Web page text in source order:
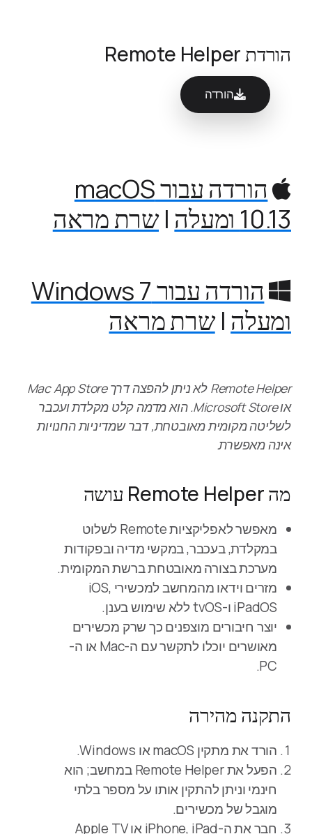
הורדת Remote Helper
הורדה
הורדה עבור macOS
10.13 ומעלה
|שרת מראה
הורדה עבור Windows 7
ומעלה |שרת מראה
Remote Helper לא ניתן להפצה דרך Mac App Store
או Microsoft Store. הוא מדמה קלט מקלדת ועכבר
לשליטה מקומית מאובטחת, דבר שמדיניות החנויות
אינה מאפשרת.
מה Remote Helper עושה
מאפשר לאפליקציות Remote לשלוט
במקלדת, בעכבר, במקשי מדיה ובפקודות
מערכת בצורה מאובטחת ברשת המקומית.
מזרים וידאו מהמחשב למכשירי iOS,
iPadOS ו-tvOS ללא שימוש בענן.
יוצר חיבורים מוצפנים כך שרק מכשירים
מאושרים יוכלו לתקשר עם ה-Mac או ה-
PC.
התקנה מהירה
הורד את מתקין macOS או Windows.
הפעל את Remote Helper במחשב; הוא
חינמי וניתן להתקין אותו על מספר בלתי
מוגבל של מכשירים.
חבר את ה-iPhone, iPad או Apple TV